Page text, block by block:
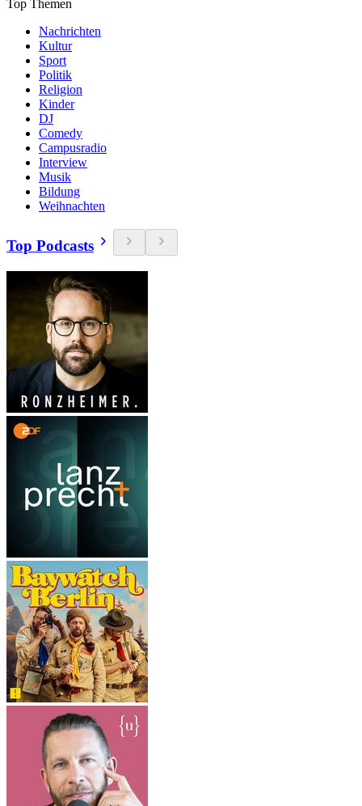
Top Themen
Nachrichten
Kultur
Sport
Politik
Religion
Kinder
DJ
Comedy
Campusradio
Interview
Musik
Bildung
Weihnachten
Top Podcasts